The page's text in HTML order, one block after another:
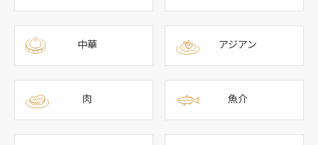
中華 アジアン
肉 魚介